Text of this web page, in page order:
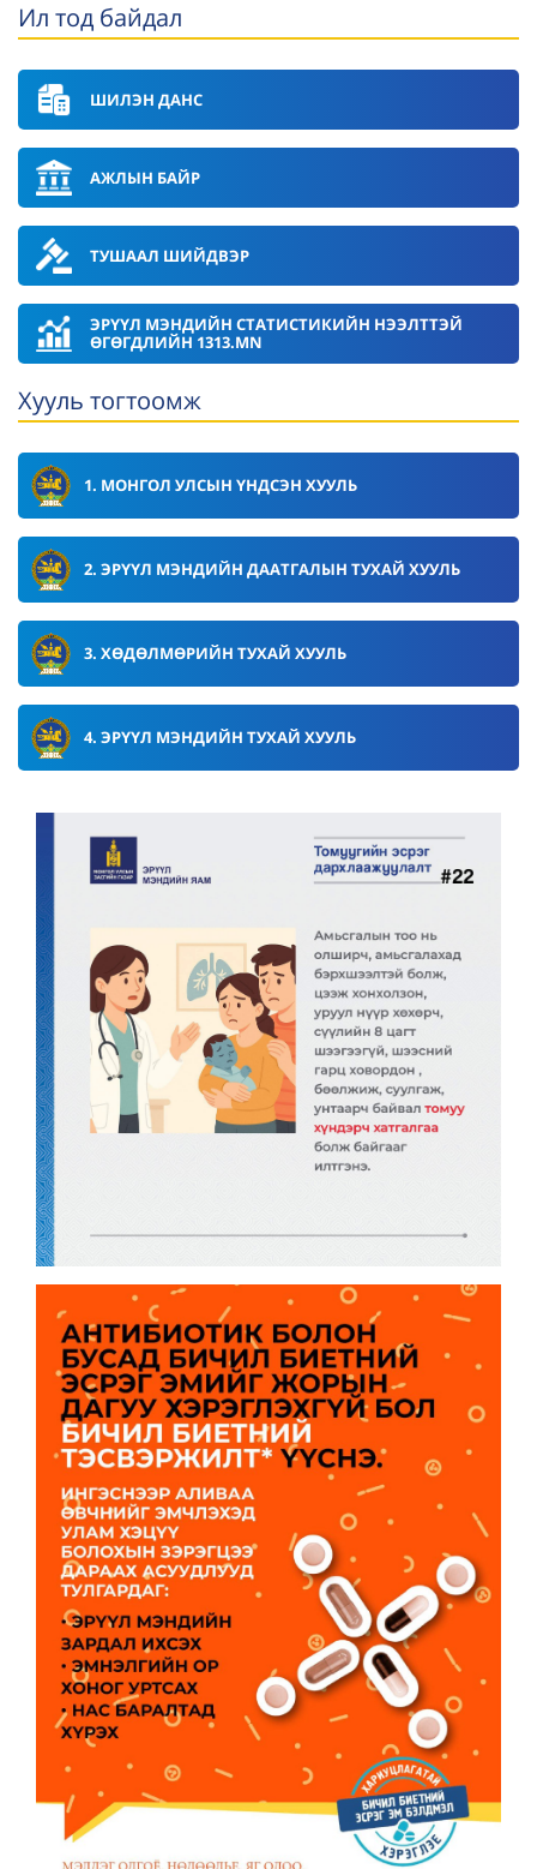
Ил тод байдал
ШИЛЭН ДАНС
АЖЛЫН БАЙР
ТУШААЛ ШИЙДВЭР
ЭРҮҮЛ МЭНДИЙН СТАТИСТИКИЙН НЭЭЛТТЭЙ
ӨГӨГДЛИЙН 1313.MN
Хууль тогтоомж
1. МОНГОЛ УЛСЫН ҮНДСЭН ХУУЛЬ
2. ЭРҮҮЛ МЭНДИЙН ДААТГАЛЫН ТУХАЙ ХУУЛЬ
3. ХӨДӨЛМӨРИЙН ТУХАЙ ХУУЛЬ
4. ЭРҮҮЛ МЭНДИЙН ТУХАЙ ХУУЛЬ